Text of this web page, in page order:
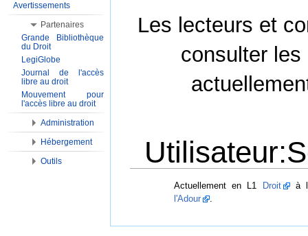
Les lecteurs et
consulter les
Actuellement en L1 Droit
à
l'Adour
Avertissements
Partenaires
Grande Bibliothèque
du Droit
LegiGlobe
Journal de l'accès
libre au droit
Mouvement pour
l'accès libre au droit
Administration
Hébergement
Outils